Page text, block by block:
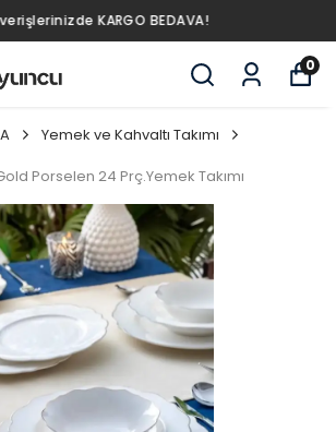
alışverişlerinizde KARGO BEDAVA!
0
Yemek ve Kahvaltı Takımı
Porselen 24 Prç.Yemek Takımı